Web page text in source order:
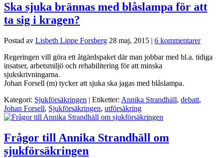
Ska sjuka brännas med blåslampa för att
ta sig i kragen?
Postad av Lisbeth Lippe Forsberg 28 maj, 2015 | 6 kommentarer
Regeringen vill göra ett åtgärdspaket där man jobbar med bl.a. tidiga
insatser, arbetsmiljö och rehabilitering för att minska
sjukskrivningarna.
Johan Forsell (m) tycker att sjuka ska jagas med blåslampa.
Kategori: Sjukförsäkringen | Etiketter: Annika Strandhäll, debatt,
Johan Forsell, Sjukförsäkringen, utförsäkring
Frågor till Annika Strandhäll om
sjukförsäkringen